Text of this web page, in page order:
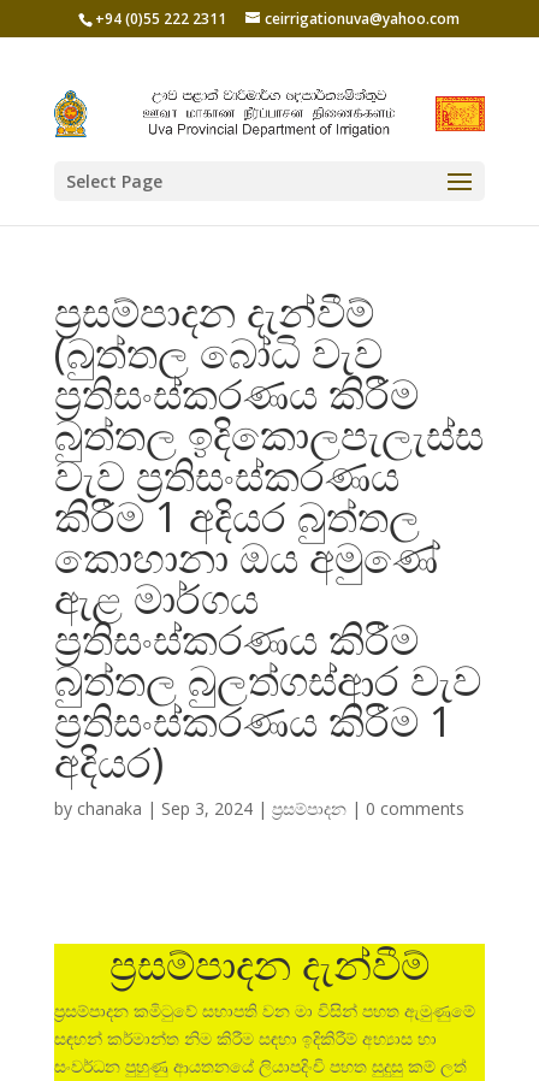
+94 (0)55 222 2311 ceirrigationuva@yahoo.com
Select Page
ප්‍රසම්පාදන දැන්වීම්
(බුත්තල බෝධි වැව
ප්‍රතිසංස්කරණය කිරීම
බුත්තල ඉදිකොලපැලැස්ස
වැව ප්‍රතිසංස්කරණය
කිරීම 1 අදියර බුත්තල
කොහානා ඔය අමුණේ
ඇළ මාර්ගය
ප්‍රතිසංස්කරණය කිරීම
බුත්තල බුලත්ගස්ආර වැව
ප්‍රතිසංස්කරණය කිරීම 1
අදියර)
by chanaka | Sep 3, 2024| ප්‍රසම්පාදන| 0 comments
ප්‍රසම්පාදන දැන්වීම්
ප්‍රසම්පාදන කමිටුවේ සභාපති වන මා විසින් පහත ඇමුණුමේ
සඳහන් කර්මාන්ත නිම කිරීම සඳහා ඉදිකිරීම් අභ්‍යාස හා
සංවර්ධන පුහුණු ආයතනයේ ලියාපදිංචි පහත සුදුසු කම් ලත්